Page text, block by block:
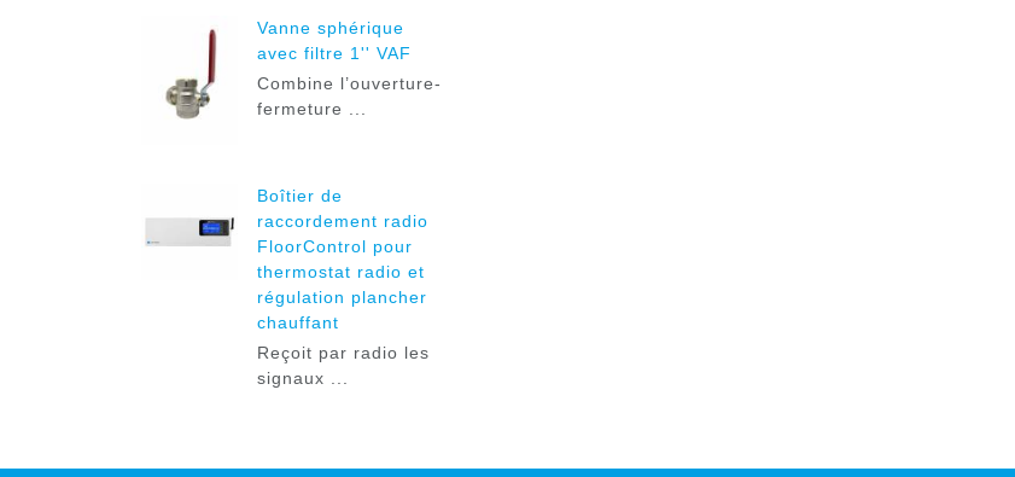
Vanne sphérique
avec filtre 1'' VAF
Combine l’ouverture-
fermeture ...
Boîtier de
raccordement radio
FloorControl pour
thermostat radio et
régulation plancher
chauffant
Reçoit par radio les
signaux ...